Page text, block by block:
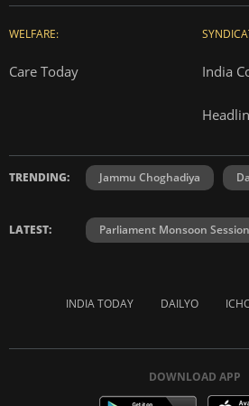
WELFARE:
Care Today India
TRENDING: Jammu Choghadiya
LATEST: Parliament Monsoon Session
INDIA TODAY DAILYO
DOWNLOAD APP